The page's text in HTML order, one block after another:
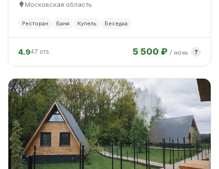
Московская область
Ресторан Баня Купель Беседка
4.947 отз. 5 500 ₽ / ночь ?